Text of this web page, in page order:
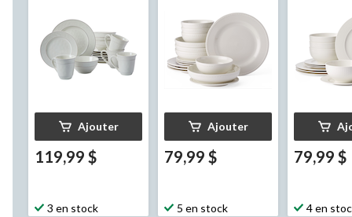
réactive crème, paq.
16
Ajouter
119,99 $
3 en stock
personnes, paq. 16,
blanc
Ajouter
79,99 $
5 en stock
79,99 $
4 en